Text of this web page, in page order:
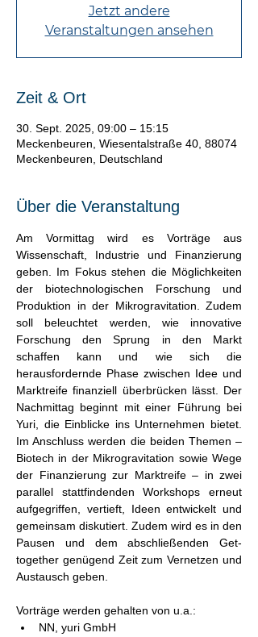
Jetzt andere
Veranstaltungen ansehen
Zeit & Ort
30. Sept. 2025, 09:00 – 15:15
Meckenbeuren, Wiesentalstraße 40, 88074
Meckenbeuren, Deutschland
Über die Veranstaltung
Am Vormittag wird es Vorträge aus
Wissenschaft, Industrie und Finanzierung
geben. Im Fokus stehen die Möglichkeiten
der biotechnologischen Forschung und
Produktion in der Mikrogravitation. Zudem
soll beleuchtet werden, wie innovative
Forschung den Sprung in den Markt
schaffen kann und wie sich die
herausfordernde Phase zwischen Idee und
Marktreife finanziell überbrücken lässt. Der
Nachmittag beginnt mit einer Führung bei
Yuri, die Einblicke ins Unternehmen bietet.
Im Anschluss werden die beiden Themen –
Biotech in der Mikrogravitation sowie Wege
der Finanzierung zur Marktreife – in zwei
parallel stattfindenden Workshops erneut
aufgegriffen, vertieft, Ideen entwickelt und
gemeinsam diskutiert. Zudem wird es in den
Pausen und dem abschließenden Get-
together genügend Zeit zum Vernetzen und
Austausch geben.
Vorträge werden gehalten von u.a.:
NN, yuri GmbH